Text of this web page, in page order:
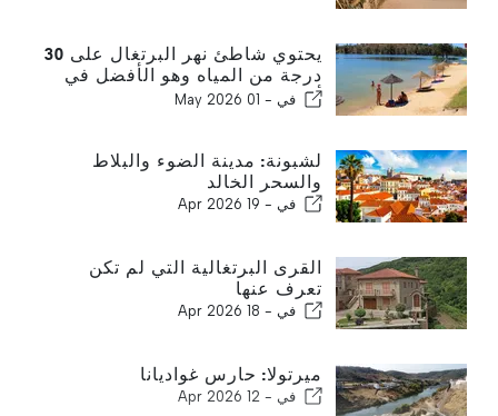
يحتوي شاطئ نهر البرتغال على 30
درجة من المياه وهو الأفضل في
أوروبافي - 01 May 2026
لشبونة: مدينة الضوء والبلاط
والسحر الخالد
في - 19 Apr 2026
القرى البرتغالية التي لم تكن
تعرف عنها
في - 18 Apr 2026
ميرتولا: حارس غواديانا
في - 12 Apr 2026